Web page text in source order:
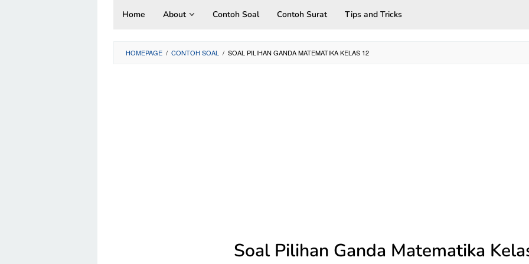
Home About Contoh Soal Contoh Surat Tips and Tricks
HOMEPAGE / CONTOH SOAL / SOAL PILIHAN GANDA MATEMATIKA KELAS 12
Soal Pilihan Ganda Matematika